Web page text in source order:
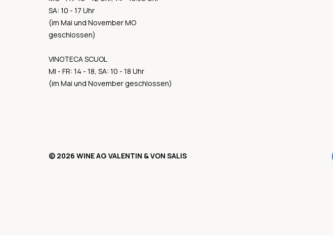
SA: 10 - 17 Uhr
(im Mai und November MO
geschlossen)
VINOTECA SCUOL
MI - FR: 14 - 18, SA: 10 - 18 Uhr
(im Mai und November geschlossen)
© 2026 WINE AG VALENTIN & VON SALIS